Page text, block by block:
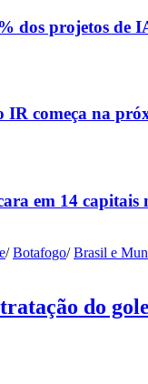
dos projetos de
IR começa na
em 14 capitais
/ Botafogo/ Brasil e
do